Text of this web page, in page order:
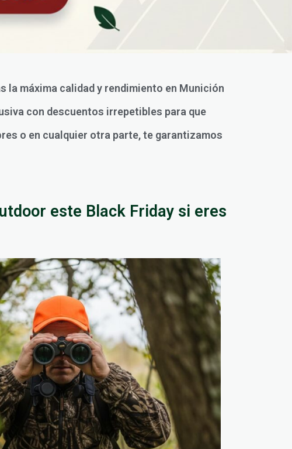
la máxima calidad y rendimiento en Munición
con descuentos irrepetibles para que
o en cualquier otra parte, te garantizamos
este Black Friday si eres